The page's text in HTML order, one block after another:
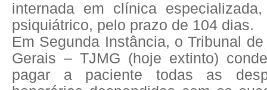
internada em clínica
psiquiátrico, pelo prazo de 104 dias.
Em Segunda Instância, o Tribunal
Gerais – TJMG (hoje extinto)
pagar a paciente todas as